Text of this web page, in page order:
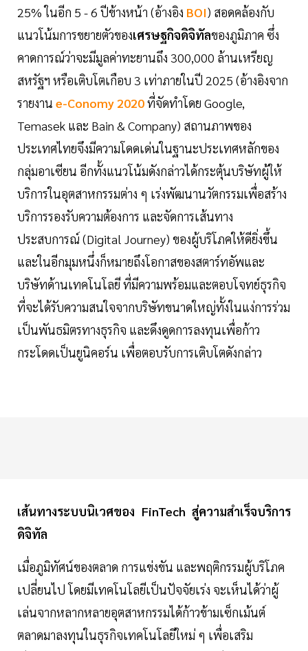
25% ในอีก 5 - 6 ปีข้างหน้า (อ้างอิง BOI) สอดคล้องกับ
แนวโน้มการขยายตัวของเศรษฐกิจดิจิทัลของภูมิภาค ซึ่ง
คาดการณ์ว่าจะมีมูลค่าทะยานถึง 300,000 ล้านเหรียญ
สหรัฐฯ หรือเติบโตเกือบ 3 เท่าภายในปี 2025 (อ้างอิงจาก
รายงาน e-Conomy 2020ที่จัดทำโดย Google,
Temasek และ Bain & Company) สถานภาพของ
ประเทศไทยจึงมีความโดดเด่นในฐานะประเทศหลักของ
กลุ่มอาเซียน อีกทั้งแนวโน้มดังกล่าวได้กระตุ้นบริษัทผู้ให้
บริการในอุตสาหกรรมต่าง ๆ เร่งพัฒนานวัตกรรมเพื่อสร้าง
บริการรองรับความต้องการ และจัดการเส้นทาง
ประสบการณ์ (Digital Journey) ของผู้บริโภคให้ดียิ่งขึ้น
และในอีกมุมหนึ่งก็หมายถึงโอกาสของสตาร์ทอัพและ
บริษัทด้านเทคโนโลยี ที่มีความพร้อมและตอบโจทย์ธุรกิจ
ที่จะได้รับความสนใจจากบริษัทขนาดใหญ่ทั้งในแง่การร่วม
เป็นพันธมิตรทางธุรกิจ และดึงดูดการลงทุนเพื่อก้าว
กระโดดเป็นยูนิคอร์น เพื่อตอบรับการเติบโตดังกล่าว
เส้นทางระบบนิเวศของ FinTech สู่ความสำเร็จบริการ
ดิจิทัล
เมื่อภูมิทัศน์ของตลาด การแข่งขัน และพฤติกรรมผู้บริโภค
เปลี่ยนไป โดยมีเทคโนโลยีเป็นปัจจัยเร่ง จะเห็นได้ว่าผู้
เล่นจากหลากหลายอุตสาหกรรมได้ก้าวข้ามเซ็กเม้นต์
ตลาดมาลงทุนในธุรกิจเทคโนโลยีใหม่ ๆ เพื่อเสริม